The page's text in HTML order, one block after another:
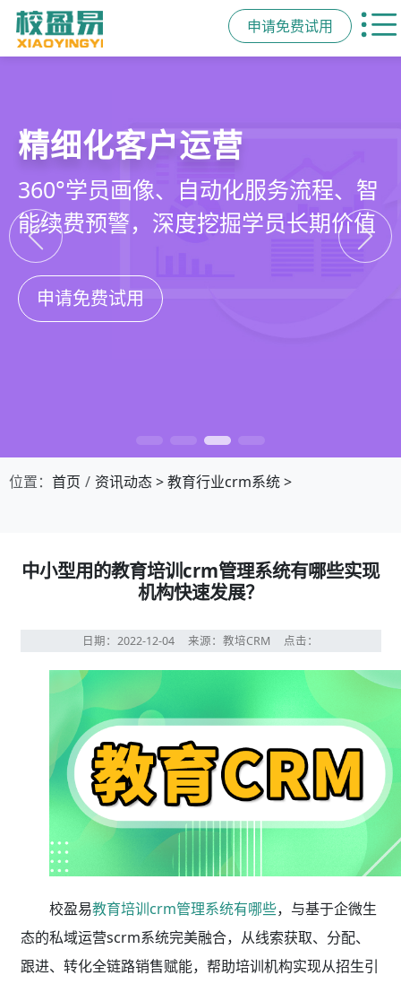
申请免费试用
教培行业CRM
以学员为中心，打通从引流、转化、
教学到复购转介绍的全生命周期增长
引擎
申请免费试用
智能销售漏斗
线索自动分配、标准化跟单、试听转
化分析，打造高绩效招生团队
申请免费试用
精细化客户运营
360°学员画像、自动化服务流程、智
能续费预警，深度挖掘学员长期价值
申请免费试用
私域招生与裂变
集成企微SCRM、小程序商城、丰富
裂变工具，实现低成本口碑增长
申请免费试用
位置： 首页 资讯动态>教育行业crm系统>
中小型用的教育培训crm管理系统有哪些实现
机构快速发展？
日期：2022-12-04 来源：教培CRM 点击：
校盈易教育培训crm管理系统有哪些，与基于企微生
态的私域运营scrm系统完美融合，从线索获取、分配、
跟进、转化全链路销售赋能，帮助培训机构实现从招生引